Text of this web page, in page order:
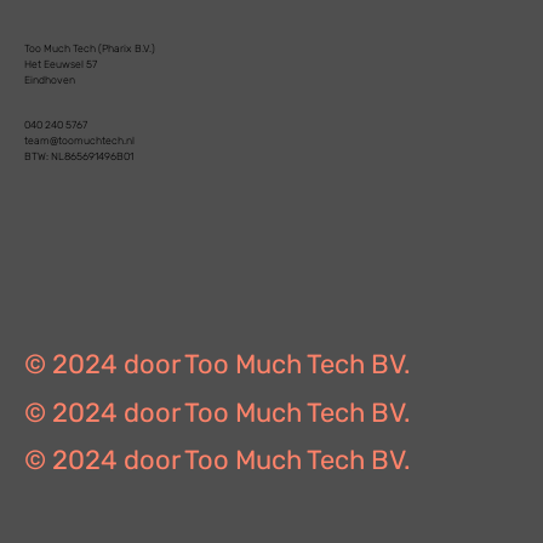
Too Much Tech (Pharix B.V.)
Het Eeuwsel 57
Eindhoven
040 240 5767
team@toomuchtech.nl
BTW: NL865691496B01
© 2024 door Too Much Tech BV.
© 2024 door Too Much Tech BV.
© 2024 door Too Much Tech BV.